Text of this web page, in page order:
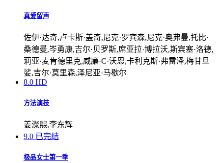
真爱留声
佐伊·达奇,卢卡斯·盖奇,尼克·罗宾森,尼克·奥弗曼,托比·
桑德曼,岑勇康,吉尔·贝罗斯,席亚拉·博拉沃,斯宾塞·洛德,
莉亚·麦肯德里克,威廉·C·沃恩,卡利克斯·弗雷泽,梅甘旦
娑,吉尔·莫里森,泽尼亚·马歇尔
8.0 HD
方法演技
姜澯熙,李东辉
9.0 已完结
极品女士第一季